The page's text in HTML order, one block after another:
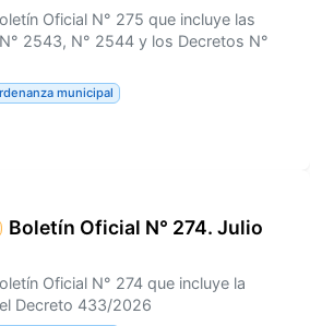
Oficial N° 275 que incluye las
2543, N° 2544 y los Decretos N°
municipal
Boletín Oficial N° 274. Julio
Oficial N° 274 que incluye la
Decreto 433/2026